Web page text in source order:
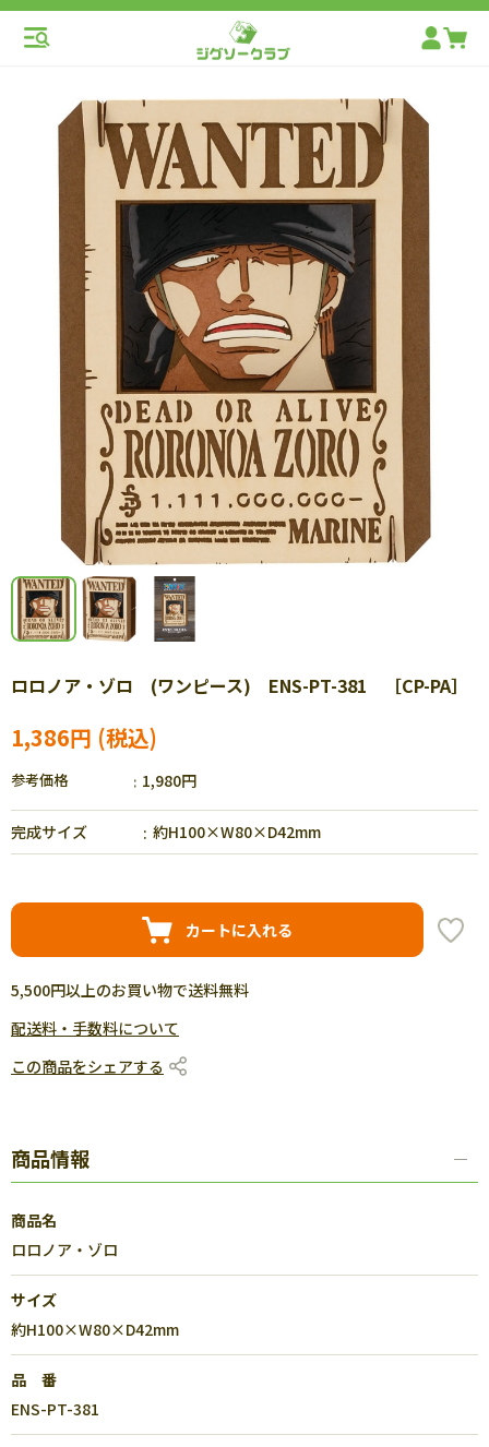
ロロノア・ゾロ (ワンピース) ENS-PT-381 ［CP-PA］
1,386円
参考価格 1,980円
完成サイズ 約H100×W80×D42mm
カートに入れる
5,500円以上のお買い物で送料無料
配送料・手数料について
この商品をシェアする
商品情報
商品名
ロロノア・ゾロ
サイズ
約H100×W80×D42mm
品 番
ENS-PT-381